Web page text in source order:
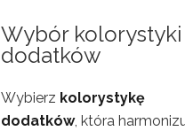
Wybór kolorystyki
dodatków
Wybierz kolorystykę
dodatków, która